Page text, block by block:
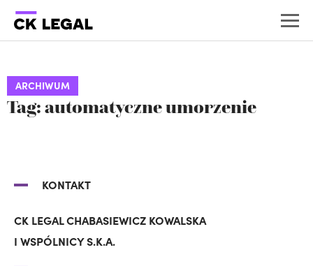
ARCHIWUM
Tag: automatyczne umorzenie
KONTAKT
CK LEGAL CHABASIEWICZ KOWALSKA
I WSPÓLNICY S.K.A.